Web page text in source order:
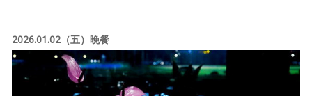
日記簿
餐桌週記
2026.01.02（五）晚餐